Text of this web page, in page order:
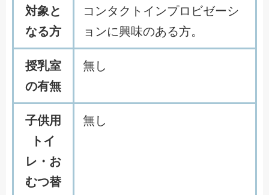
対象と
なる方
コンタクトインプロビゼーシ
ョンに興味のある方。
授乳室
の有無
無し
子供用
トイ
レ・お
むつ替
無し